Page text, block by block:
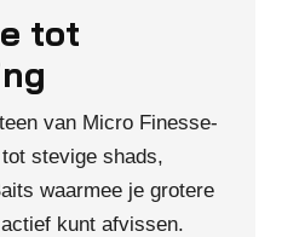
tot
van Micro Finesse-
stevige shads,
waarmee je grotere
kunt afvissen.